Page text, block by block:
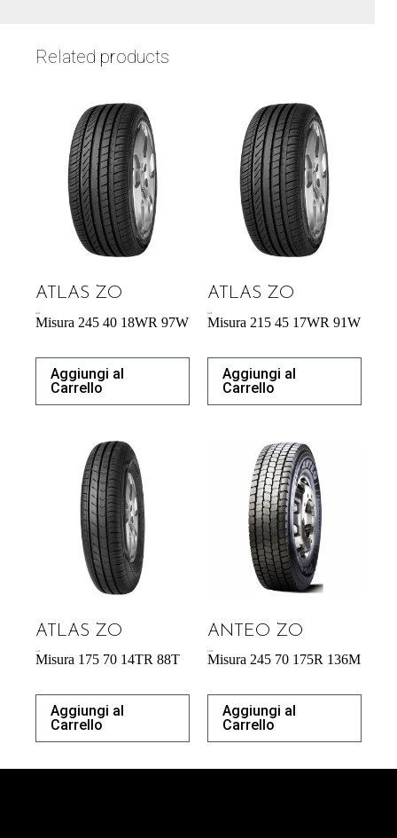
Related products
ATLAS ZO
Misura 245 40 18WR 97W
Aggiungi al
Carrello
ATLAS ZO
Misura 215 45 17WR 91W
Aggiungi al
Carrello
ATLAS ZO
Misura 175 70 14TR 88T
Aggiungi al
Carrello
ANTEO ZO
Misura 245 70 175R 136M
Aggiungi al
Carrello